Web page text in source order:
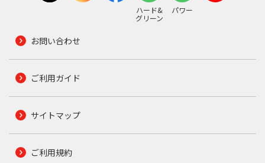
ハード&
グリーン
パワー
お問い合わせ
ご利用ガイド
サイトマップ
ご利用規約